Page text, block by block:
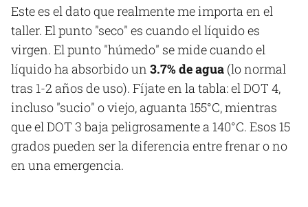
Este es el dato que realmente me importa en el
taller. El punto "seco" es cuando el líquido es
virgen. El punto "húmedo" se mide cuando el
líquido ha absorbido un 3.7% de agua (lo normal
tras 1-2 años de uso). Fíjate en la tabla: el DOT 4,
incluso "sucio" o viejo, aguanta 155°C, mientras
que el DOT 3 baja peligrosamente a 140°C. Esos 15
grados pueden ser la diferencia entre frenar o no
en una emergencia.